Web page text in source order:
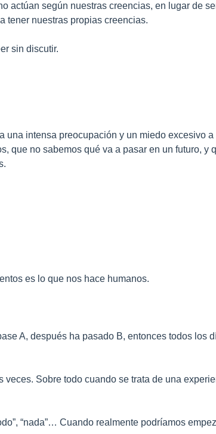
actúan según nuestras creencias, en lugar de
tener nuestras propias creencias.
sin discutir.
intensa preocupación y un miedo excesivo
que no sabemos qué va a pasar en un futuro, y
es lo que nos hace humanos.
A, después ha pasado B, entonces todos los
Sobre todo cuando se trata de una
“nada”… Cuando realmente podríamos